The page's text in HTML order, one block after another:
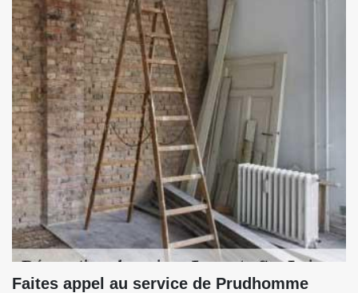
Faites appel au service de Prudhomme